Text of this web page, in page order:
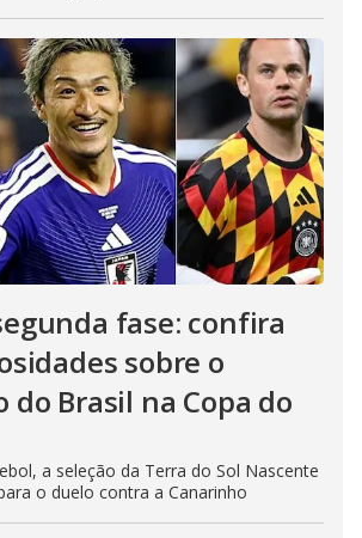
fase: confira
sobre o
do Brasil na Copa do
a seleção da Terra do Sol Nascente
o duelo contra a Canarinho